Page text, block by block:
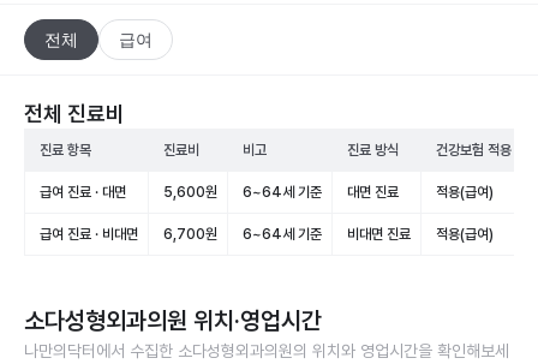
전체 급여
전체 진료비
진료 항목 진료비 비고 진료 방식 건강보험 적용
급여 진료 · 대면 5,600원 6~64세 기준 대면 진료 적용(급여)
급여 진료 · 비대면 6,700원 6~64세 기준 비대면 진료 적용(급여)
소다성형외과의원 위치·영업시간
나만의닥터에서 수집한 소다성형외과의원의 위치와 영업시간을 확인해보세